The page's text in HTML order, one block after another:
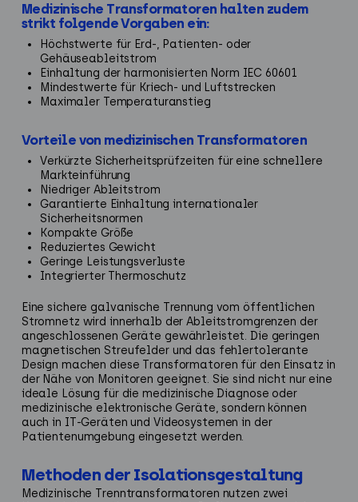
Medizinische Transformatoren halten zudem
strikt folgende Vorgaben ein:
Höchstwerte für Erd-, Patienten- oder
Gehäuseableitstrom
Einhaltung der harmonisierten Norm IEC 60601
Mindestwerte für Kriech- und Luftstrecken
Maximaler Temperaturanstieg
Vorteile von medizinischen Transformatoren
Verkürzte Sicherheitsprüfzeiten für eine schnellere
Markteinführung
Niedriger Ableitstrom
Garantierte Einhaltung internationaler
Sicherheitsnormen
Kompakte Größe
Reduziertes Gewicht
Geringe Leistungsverluste
Integrierter Thermoschutz
Eine sichere galvanische Trennung vom öffentlichen
Stromnetz wird innerhalb der Ableitstromgrenzen der
angeschlossenen Geräte gewährleistet. Die geringen
magnetischen Streufelder und das fehlertolerante
Design machen diese Transformatoren für den Einsatz in
der Nähe von Monitoren geeignet. Sie sind nicht nur eine
ideale Lösung für die medizinische Diagnose oder
medizinische elektronische Geräte, sondern können
auch in IT-Geräten und Videosystemen in der
Patientenumgebung eingesetzt werden.
Methoden der Isolationsgestaltung
Medizinische Trenntransformatoren nutzen zwei